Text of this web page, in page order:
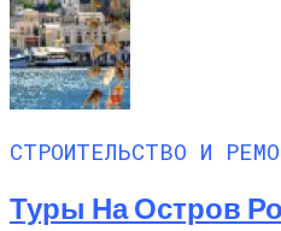
СТРОИТЕЛЬСТВО И
Туры На Остров